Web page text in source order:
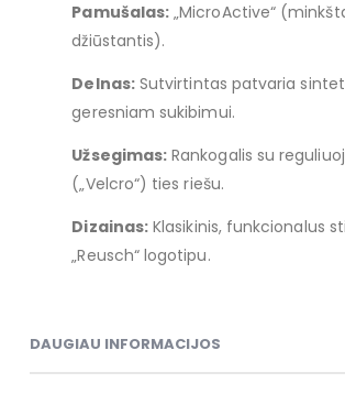
Pamušalas: „MicroActive“
džiūstantis).
Delnas:Sutvirtintas patvaria
geresniam sukibimui.
Užsegimas: Rankogalis su
(„Velcro“) ties riešu.
Dizainas: Klasikinis, funkcionalus
„Reusch“ logotipu.
DAUGIAU INFORMACIJOS